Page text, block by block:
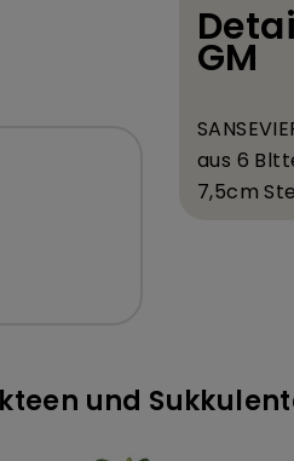
GM
aus 6 Bl
7,5cm
und